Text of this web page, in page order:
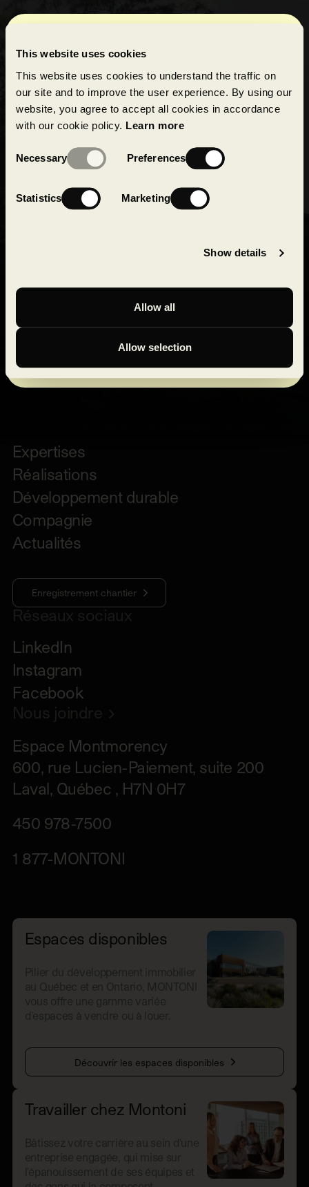
This website uses cookies
This website uses cookies to understand the traffic on
our site and to improve the user experience. By using our
website, you agree to accept all cookies in accordance
with our cookie policy. Learn more
Selection
Necessary Preferences
Statistics Marketing
Show details
Allow all
Allow selection
Abonnez-vous à notre infolettre
informé de nos dernières nouvelles concernant nos
projets en cours et à venir !
Soumettre
Expertises
Réalisations
Développement durable
Compagnie
Actualités
Enregistrement chantier
LinkedIn
Instagram
Facebook
Espace Montmorency
600, rue Lucien-Paiement, suite 200
Laval, Québec , H7N 0H7
450 978-7500
1 877-MONTONI
Espaces disponibles
Découvrir les espaces disponibles
Travailler chez Montoni
Abonnement à notre
infolettre
Groupe Montoni
des invitations, des mises à jour,
des bulletins d’informations avec les nouveautés, les
réalisations, les espaces disponibles, les promotions
concernantGroupe Montoniet ses partenaires
Je comprends que je peux retirer mon consentement
au bas des courriels.
Le formulaire est protégé par reCAPTCHA.
S’inscrire à l’infolettre